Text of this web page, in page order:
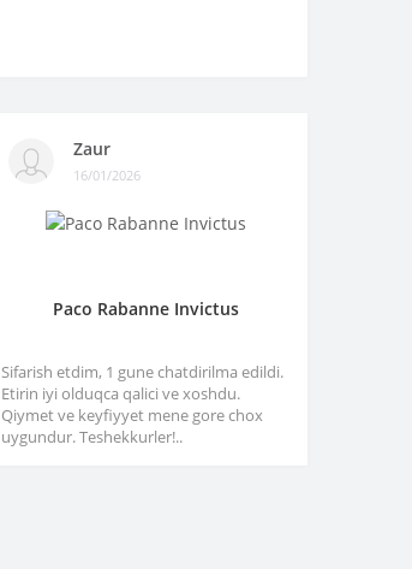
Zaur
16/01/2026
Paco Rabanne Invictus
Sifarish etdim, 1 gune chatdirilma edildi.
Etirin iyi olduqca qalici ve xoshdu.
Qiymet ve keyfiyyet mene gore chox
uygundur. Teshekkurler!..